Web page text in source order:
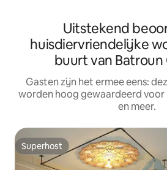
Uitstekend
huisdiervriendelijke
buurt van Batroun
Gasten zijn het ermee eens:
worden hoog gewaardeerd
en meer.
Superhost
Superhost